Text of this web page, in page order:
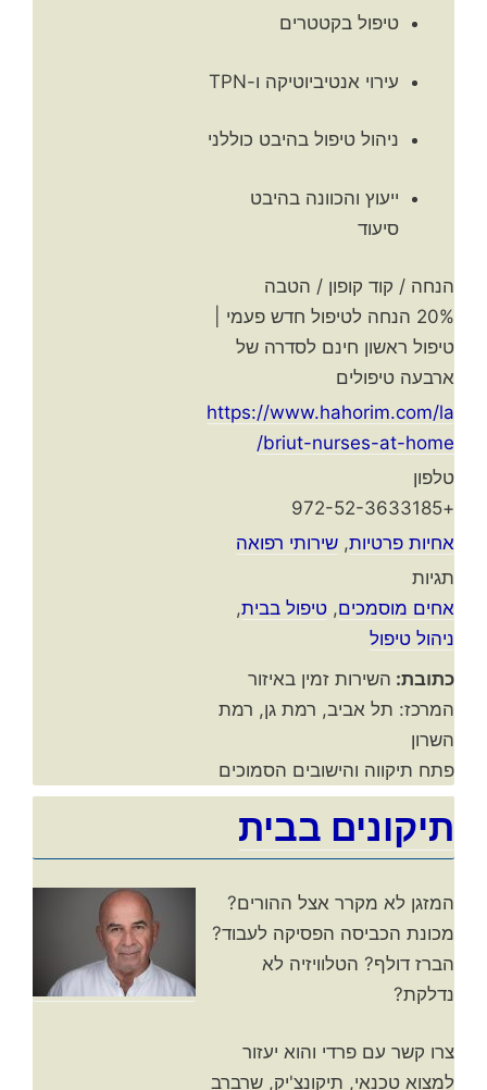
טיפול בקטטרים
עירוי אנטיביוטיקה ו-TPN
ניהול טיפול בהיבט כוללני
ייעוץ והכוונה בהיבט
סיעוד
הנחה / קוד קופון / הטבה
20% הנחה לטיפול חדש פעמי |
טיפול ראשון חינם לסדרה של
ארבעה טיפולים
https://www.hahorim.com/la
briut-nurses-at-home/
טלפון
+972-52-3633185
אחיות פרטיות, שירותי רפואה
תגיות
אחים מוסמכים, טיפול בבית,
ניהול טיפול
כתובת: השירות זמין באיזור
המרכז: תל אביב, רמת גן, רמת
השרון
פתח תיקווה והישובים הסמוכים
תיקונים בבית
המזגן לא מקרר אצל ההורים?
מכונת הכביסה הפסיקה לעבוד?
הברז דולף? הטלוויזיה לא
נדלקת?
צרו קשר עם פרדי והוא יעזור
למצוא טכנאי, תיקונצ'יק, שרברב